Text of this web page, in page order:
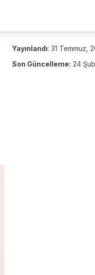
Yayınlandı: 31 Temmuz,
Son Güncelleme: 24